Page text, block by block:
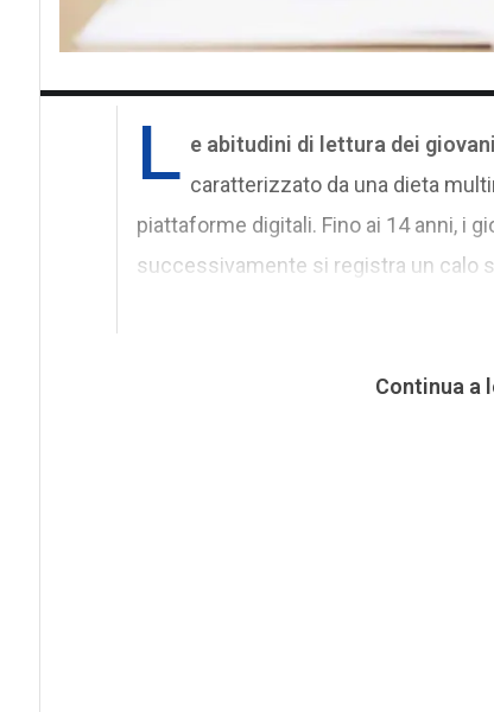
L e abitudini di lettura dei giovani
caratterizzato da una dieta
piattaforme digitali. Fino ai 14 anni, i
successivamente si registra un calo
Continua a